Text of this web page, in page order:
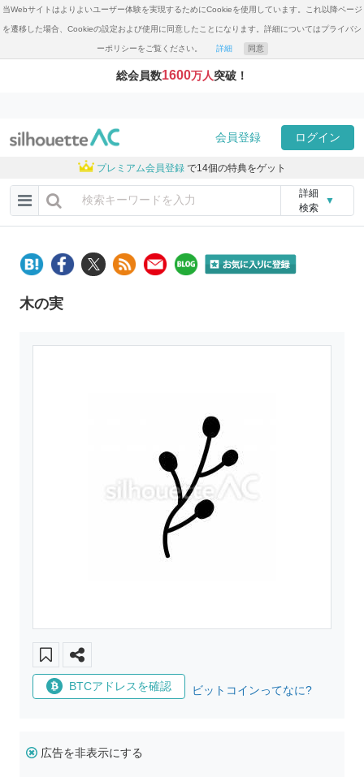
当Webサイトはよりよいユーザー体験を実現するためにCookieを使用しています。これ以降ページ
を遷移した場合、Cookieの設定および使用に同意したことになります。詳細についてはプライバシ
ーポリシーをご覧ください。 詳細 同意
総会員数1600万人突破！
会員登録 ログイン
プレミアム会員登録 で14個の特典をゲット
詳細
検索
▼
木の実
BTCアドレスを確認 ビットコインってなに?
広告を非表示にする